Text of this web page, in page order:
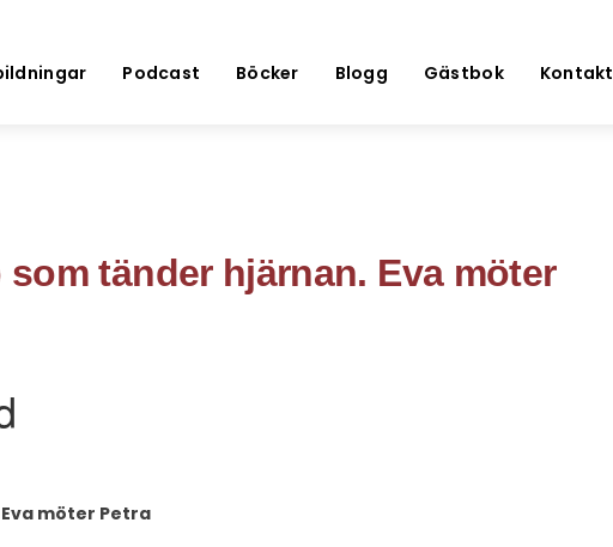
Podcast Böcker Blogg Gästbok Kontakt
tänder hjärnan. Eva möter
möter Petra